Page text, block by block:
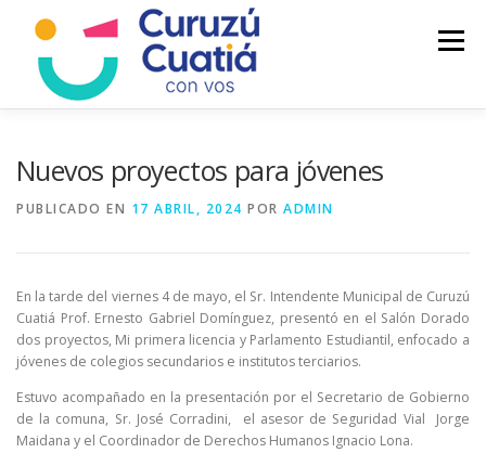
contenido
Menú
Nuevos proyectos para jóvenes
PUBLICADO EN 17 ABRIL, 2024 POR ADMIN
En la tarde del viernes 4 de mayo, el Sr. Intendente Municipal de Curuzú
Cuatiá Prof. Ernesto Gabriel Domínguez, presentó en el Salón Dorado
dos proyectos, Mi primera licencia y Parlamento Estudiantil, enfocado a
jóvenes de colegios secundarios e institutos terciarios.
Estuvo acompañado en la presentación por el Secretario de Gobierno
de la comuna, Sr. José Corradini, el asesor de Seguridad Vial Jorge
Maidana y el Coordinador de Derechos Humanos Ignacio Lona.